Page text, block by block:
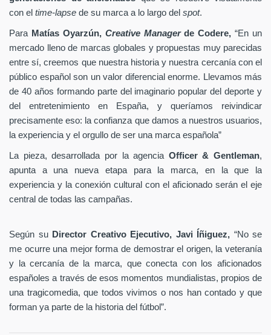
con el time-lapse de su marca a lo largo del spot.
Para Matías Oyarzún, Creative Managerde Codere,“En un
mercado lleno de marcas globales y propuestas muy parecidas
entre sí, creemos que nuestra historia y nuestra cercanía con el
público español son un valor diferencial enorme. Llevamos más
de 40 años formando parte del imaginario popular del deporte y
del entretenimiento en España, y queríamos reivindicar
precisamente eso: la confianza que damos a nuestros usuarios,
la experiencia y el orgullo de ser una marca española”
La pieza, desarrollada por la agencia Officer & Gentleman,
apunta a una nueva etapa para la marca, en la que la
experiencia y la conexión cultural con el aficionado serán el eje
central de todas las campañas.
Según su Director Creativo Ejecutivo, Javi Íñiguez, “No se
me ocurre una mejor forma de demostrar el origen, la veteranía
y la cercanía de la marca, que conecta con los aficionados
españoles a través de esos momentos mundialistas, propios de
una tragicomedia, que todos vivimos o nos han contado y que
forman ya parte de la historia del fútbol”.